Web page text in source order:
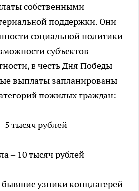
собственными
поддержки. Они
социальной политики
субъектов
в честь Дня Победы
выплаты запланированы
пожилых граждан:
5 тысяч рублей
– 10 тысяч рублей
узники концлагерей